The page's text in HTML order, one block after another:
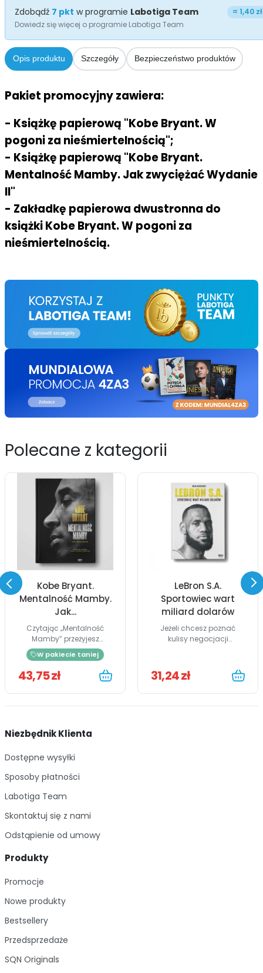
Zdobądź 7 pkt w programie Labotiga Team =1,40 zł
Dowiedz się więcej o programie Labotiga Team
Opis produktu Szczegóły Bezpieczeństwo produktów
Pakiet promocyjny zawiera:
- Książkę papierową "Kobe Bryant. W
pogoni za nieśmiertelnością";
- Książkę papierową "Kobe Bryant.
Mentalność Mamby. Jak zwyciężać Wydanie
II"
- Zakładkę papierowa dwustronna do
książki Kobe Bryant. W pogoni za
nieśmiertelnością.
Polecane z kategorii
Kobe Bryant.
Mentalność Mamby.
Jak...
Czytając „Mentalność
Mamby” przeżyjesz
koszykarską...
W pakiecie taniej
43,75 zł
LeBron S.A.
Sportowiec wart
miliard dolarów
Jeżeli chcesz poznać
kulisy negocjacji
31,24 zł
Niezbędnik Klienta
Dostępne wysyłki
Sposoby płatności
Labotiga Team
Skontaktuj się z nami
Odstąpienie od umowy
Produkty
Promocje
Nowe produkty
Bestsellery
Przedsprzedaże
SQN Originals